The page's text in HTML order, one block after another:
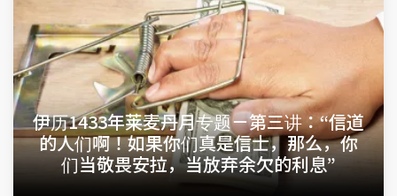
伊历1433年莱麦丹月专题－第三讲：“信道
的人们啊！如果你们真是信士，那么，你
们当敬畏安拉，当放弃余欠的利息”